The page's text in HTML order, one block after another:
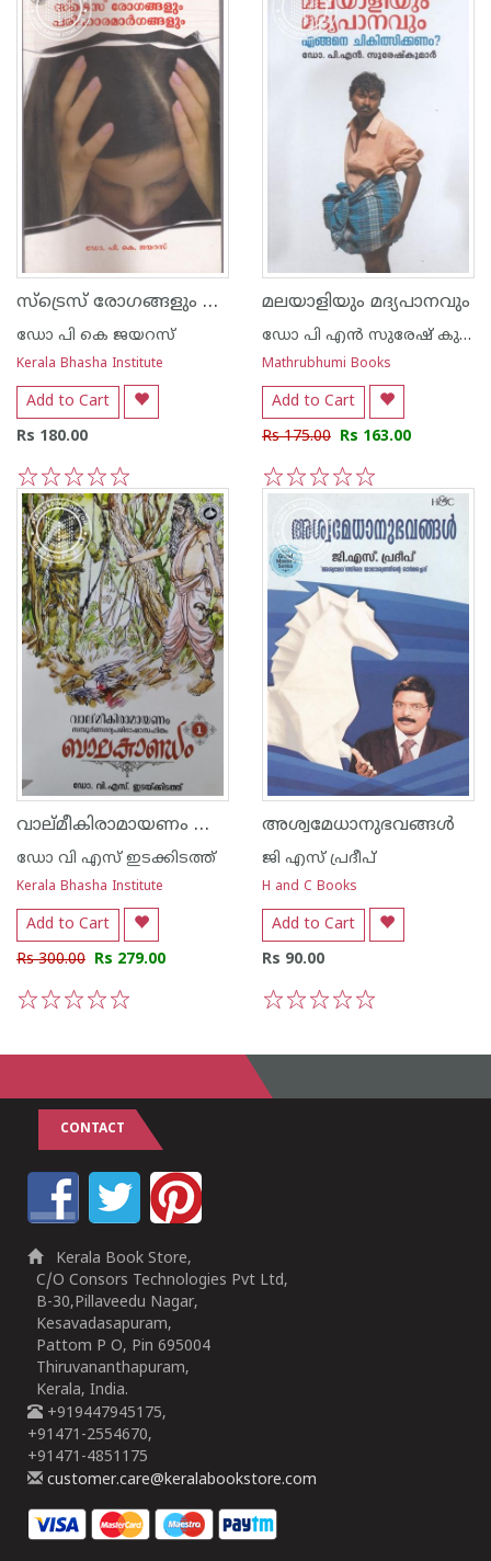
സ്ട്രെസ് രോഗങ്ങളും പരിഹാര മാര്‍ഗങ്ങളും
ഡോ പി കെ ജയറസ്
Kerala Bhasha Institute
Add to Cart
Rs 180.00
5
4
3
2
1
മലയാളിയും മദ്യപാനവും
ഡോ പി എന്‍ സുരേഷ് കുമാര്‍
Mathrubhumi Books
Add to Cart
Rs 175.00 Rs 163.00
5
4
3
2
1
വാല്മീകിരാമായണം സമ്പൂര്‍ണഗദ്യപരിഭാഷാ സഹിതം - ബാലകാണ്ഡം 1
ഡോ വി എസ് ഇടക്കിടത്ത്
Kerala Bhasha Institute
Add to Cart
Rs 300.00 Rs 279.00
അശ്വമേധാനുഭവങ്ങള്‍
ജി എസ്‌ പ്രദീപ്‌
H and C Books
Add to Cart
Rs 90.00
CONTACT
Kerala Book Store,
C/O Consors Technologies Pvt Ltd,
B-30,Pillaveedu Nagar,
Kesavadasapuram,
Pattom P O, Pin 695004
Thiruvananthapuram,
Kerala, India.
+919447945175,
+91471-2554670,
+91471-4851175
customer.care@keralabookstore.com